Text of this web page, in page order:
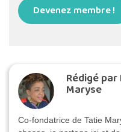
Devenez membre !
Rédigé
Maryse
Co-fondatrice de Tatie